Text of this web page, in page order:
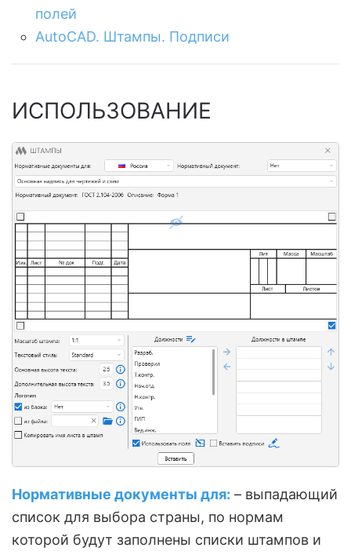
полей
AutoCAD. Штампы. Подписи
ИСПОЛЬЗОВАНИЕ
Нормативные документы для: – выпадающий
список для выбора страны, по нормам
которой будут заполнены списки штампов и